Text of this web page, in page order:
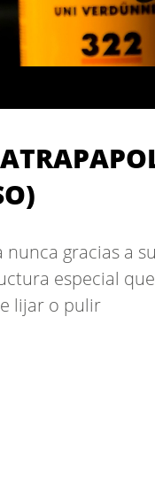
nunca gracias a
especial
lijar o pulir